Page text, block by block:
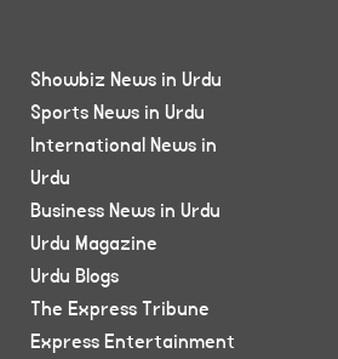
Showbiz News in Urdu
Sports News in Urdu
International News in
Urdu
Business News in Urdu
Urdu Magazine
Urdu Blogs
The Express Tribune
Express Entertainment